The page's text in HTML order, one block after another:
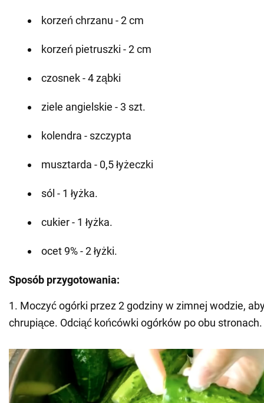
korzeń chrzanu - 2 cm
korzeń pietruszki - 2 cm
czosnek - 4 ząbki
ziele angielskie - 3 szt.
kolendra - szczypta
musztarda - 0,5 łyżeczki
sól - 1 łyżka.
cukier - 1 łyżka.
ocet 9% - 2 łyżki.
Sposób przygotowania:
1. Moczyć ogórki przez 2 godziny w zimnej wodzie,
chrupiące. Odciąć końcówki ogórków po obu stronach.